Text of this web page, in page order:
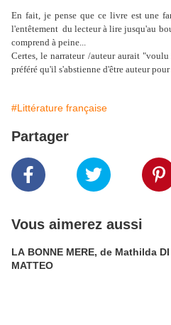
En fait, je pense que ce livre est une
l'entêtement du lecteur à lire jusqu'au
comprend à peine...
Certes, le narrateur /auteur aurait
préféré qu'il s'abstienne d'être auteur
#Littérature française
Partager
Vous aimerez aussi
LA BONNE MERE, de Mathilda DI
MATTEO